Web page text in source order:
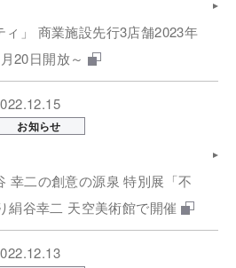
ィ」 商業施設先行3店舗2023年
20日開放～
お知らせ
幸二の創意の源泉 特別展「不
絹谷幸二 天空美術館で開催